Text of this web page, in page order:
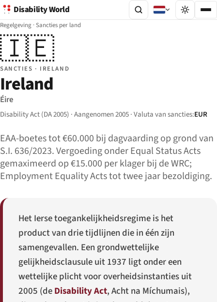
Disability World
Regelgeving ·Sancties per land
🇮🇪
SANCTIES · IRELAND
Ireland
Éire
Disability Act (DA 2005) · Aangenomen 2005 · Valuta van sancties:EUR
EAA-boetes tot €60.000 bij dagvaarding op grond van
S.I. 636/2023. Vergoeding onder Equal Status Acts
gemaximeerd op €15.000 per klager bij de WRC;
Employment Equality Acts tot twee jaar bezoldiging.
Het Ierse toegankelijkheidsregime is het
product van drie tijdlijnen die in één zijn
samengevallen. Een grondwettelijke
gelijkheidsclausule uit 1937 ligt onder een
wettelijke plicht voor overheidsinstanties uit
2005 (deDisability Act,Acht na Míchumais),